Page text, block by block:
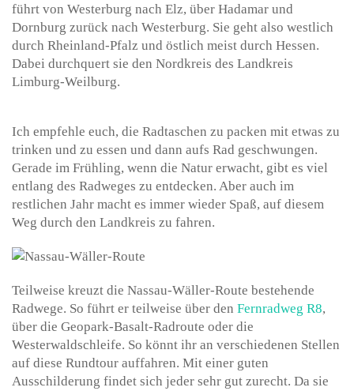
führt von Westerburg nach Elz, über Hadamar und
Dornburg zurück nach Westerburg. Sie geht also westlich
durch Rheinland-Pfalz und östlich meist durch Hessen.
Dabei durchquert sie den Nordkreis des Landkreis
Limburg-Weilburg.
Ich empfehle euch, die Radtaschen zu packen mit etwas zu
trinken und zu essen und dann aufs Rad geschwungen.
Gerade im Frühling, wenn die Natur erwacht, gibt es viel
entlang des Radweges zu entdecken. Aber auch im
restlichen Jahr macht es immer wieder Spaß, auf diesem
Weg durch den Landkreis zu fahren.
Teilweise kreuzt die Nassau-Wäller-Route bestehende
Radwege. So führt er teilweise über den Fernradweg R8,
über die Geopark-Basalt-Radroute oder die
Westerwaldschleife. So könnt ihr an verschiedenen Stellen
auf diese Rundtour auffahren. Mit einer guten
Ausschilderung findet sich jeder sehr gut zurecht. Da sie